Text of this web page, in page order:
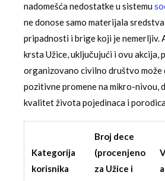
nadomešća nedostatke u sistemu
ne donose samo materijala
pripadnosti i brige koji je nemerljiv.
krsta Užice, uključujući i ovu akcija,
organizovano civilno društvo može
pozitivne promene na mikro-nivou,
kvalitet života pojedinaca i
Kategorija
korisnika
Broj dece
(procenjeno
za Užice i